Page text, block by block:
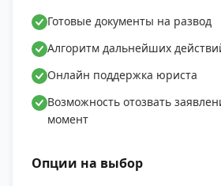
Готовые документы на развод
Алгоритм дальнейших
Онлайн поддержка юриста
Возможность отозвать
момент
Опции на выбор